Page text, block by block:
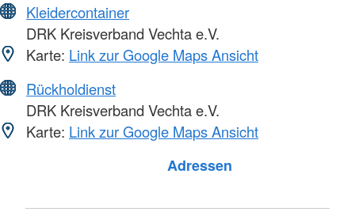
Kleidercontainer
DRK Kreisverband Vechta e.V.
Karte: Link zur Google Maps Ansicht
Rückholdienst
DRK Kreisverband Vechta e.V.
Karte: Link zur Google Maps Ansicht
Adressen